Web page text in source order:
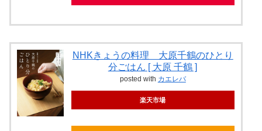
NHKきょうの料理 大原千鶴のひとり
分ごはん [ 大原 千鶴 ]
posted with カエレバ
楽天市場